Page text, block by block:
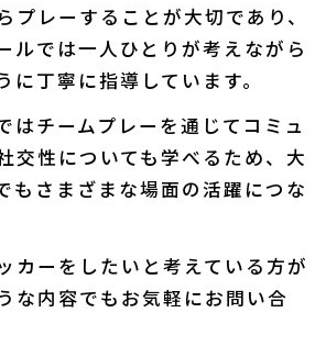
プレーすることが大切であり、
ルでは一人ひとりが考えながら
に丁寧に指導しています。
はチームプレーを通じてコミュ
交性についても学べるため、大
もさまざまな場面の活躍につな
カーをしたいと考えている方が
な内容でもお気軽にお問い合